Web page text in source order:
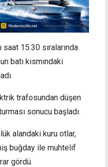
saat 15.30 sıralarında
batı kısmındaki
trafosundan düşen
sonucu başladı.
alandaki kuru otlar,
buğday ile muhtelif
gördü.